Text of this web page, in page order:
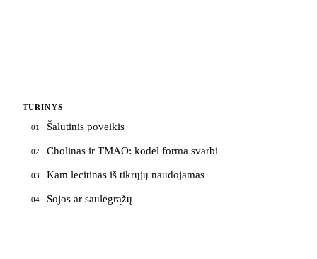
TURINYS
01 Šalutinis poveikis
02 Cholinas ir TMAO: kodėl forma svarbi
03 Kam lecitinas iš tikrųjų naudojamas
04 Sojos ar saulėgrąžų